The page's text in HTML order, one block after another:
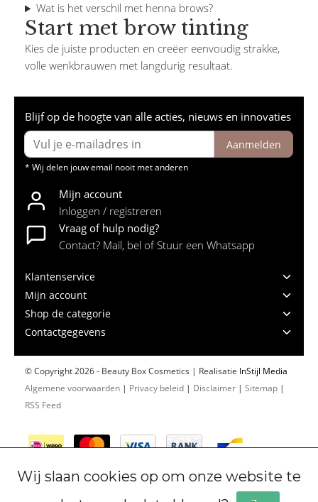
Wat is het verschil met henna brows?
Start met brow tinting
Kies de juiste producten en creëer eenvoudig strakke,
volle wenkbrauwen met langdurig resultaat.
Blijf op de hoogte van alle acties, nieuws en innovaties
Aanmelden
* Wij delen jouw email nooit met anderen
Mijn account
Inloggen / registreren
Vraag of hulp nodig?
Contact? Mail, bel of Stuur een Whatsapp
Klantenservice
Mijn account
Shop de categorie
Contactgegevens
© Copyright 2026 - Beauty Box Cosmetics | Realisatie InStijl Media
Algemene voorwaarden | Privacy beleid | Disclaimer | Sitemap |
RSS Feed
Wij slaan cookies op om onze website te